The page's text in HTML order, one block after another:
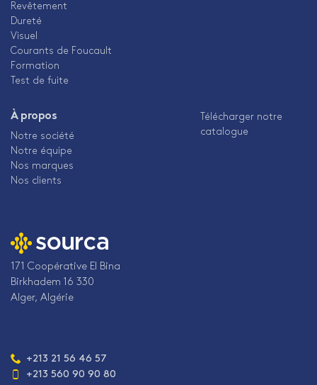
Revêtement
Dureté
Visuel
Courants de Foucault
Formation
Test de fuite
À propos
Notre société
Notre équipe
Nos marques
Nos clients
Télécharger notre
catalogue
171 Coopérative El Bina
Birkhadem 16 330
Alger, Algérie
Téléphone
+213 21 56 46 57
+213 560 90 90 80